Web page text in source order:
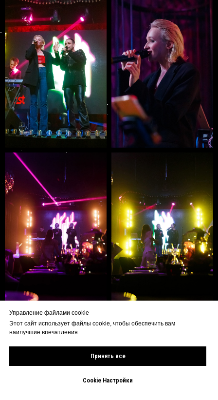
Управление файлами cookie
Этот сайт использует файлы cookie, чтобы обеспечить вам
наилучшие впечатления.
Принять все
Cookie Настройки